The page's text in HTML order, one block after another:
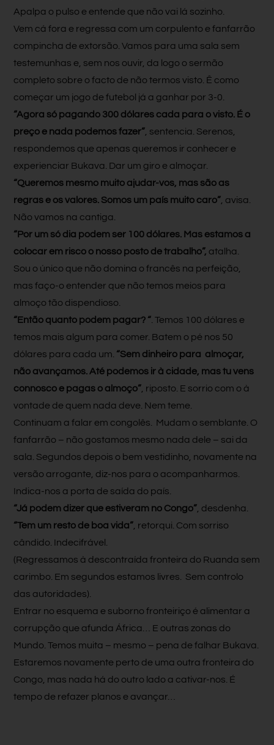
Apalpa o pulso e entende que não vai lá sozinho.
Vem cá fora e regressa com um corpulento e fanfarrão
compincha de extorsão. Vamos para uma sala sem
testemunhas e, sem nos ouvir, da logo o sermão
completo sobre o facto de não termos visto. Ê como
começar um jogo de futebol já a ganhar por 3-0.
“Agora só pagando 300 dólares cada para o visto. É o
preço e nada podemos fazer” , sentencia. Serenos,
respondemos que apenas queremos ir conhecer e
experienciar Bukava. Dar um giro e almoçar.
“Queremos mesmo muito ajudar-vos, mas são as
regras e os valores. Somos um país muito caro” , avisa.
Não vamos na cantiga.
“Por um só dia podem ser 100 dólares. Mas estamos a
colocar em risco o nosso posto de trabalho”, atalha.
Sou o único que não domina o francês na perfeição,
mas faço-o entender que não temos meios para
almoço tão dispendioso.
“Então quanto podem pagar? “ . Temos 100 dólares e
temos mais algum para comer. Batem o pé nos 50
dólares para cada um. “Sem dinheiro para almoçar,
não avançamos. Até podemos ir à cidade, mas tu vens
connosco e pagas o almoço” , riposto. E sorrio com o à
vontade de quem nada deve. Nem teme.
Continuam a falar em congolês. Mudam o semblante. O
fanfarrão – não gostamos mesmo nada dele – sai da
sala. Segundos depois o bem vestidinho, novamente na
versão arrogante, diz-nos para o acompanharmos.
Indica-nos a porta de saída do país.
“Já podem dizer que estiveram no Congo” , desdenha.
“Tem um resto de boa vida” , retorqui. Com sorriso
cândido. Indecifrável.
(Regressamos à descontraída fronteira do Ruanda sem
carimbo. Em segundos estamos livres. Sem controlo
das autoridades).
Entrar no esquema e suborno fronteiriço é alimentar a
corrupção que afunda África… E outras zonas do
Mundo. Temos muita – mesmo – pena de falhar Bukava.
Estaremos novamente perto de uma outra fronteira do
Congo, mas nada há do outro lado a cativar-nos. É
tempo de refazer planos e avançar…